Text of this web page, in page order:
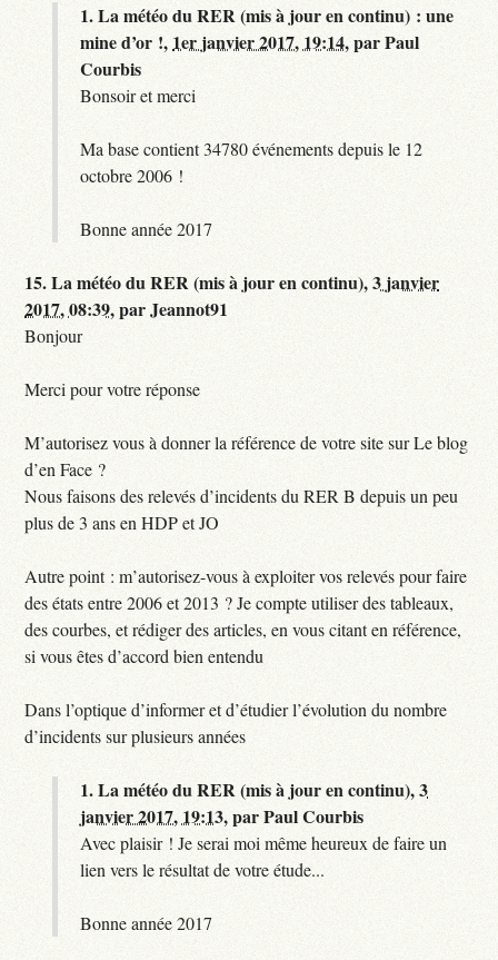
1.La météo du RER (mis à jour en continu) : une
mine d’or !, 1er janvier 2017, 19:14,parPaul
Courbis
Bonsoir et merci
Ma base contient 34780 événements depuis le 12
octobre 2006 !
Bonne année 2017
15.La météo du RER (mis à jour en continu),3 janvier
2017, 08:39,parJeannot91
Bonjour
Merci pour votre réponse
M’autorisez vous à donner la référence de votre site sur Le blog
d’en Face ?
Nous faisons des relevés d’incidents du RER B depuis un peu
plus de 3 ans en HDP et JO
Autre point : m’autorisez-vous à exploiter vos relevés pour faire
des états entre 2006 et 2013 ? Je compte utiliser des tableaux,
des courbes, et rédiger des articles, en vous citant en référence,
si vous êtes d’accord bien entendu
Dans l’optique d’informer et d’étudier l’évolution du nombre
d’incidents sur plusieurs années
1.La météo du RER (mis à jour en continu),3
janvier 2017, 19:13,parPaul Courbis
Avec plaisir ! Je serai moi même heureux de faire un
lien vers le résultat de votre étude...
Bonne année 2017